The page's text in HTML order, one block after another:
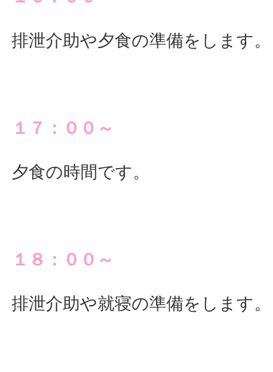
排泄介助や夕食の準備をします。
１７：００～
夕食の時間です。
１８：００～
排泄介助や就寝の準備をします。